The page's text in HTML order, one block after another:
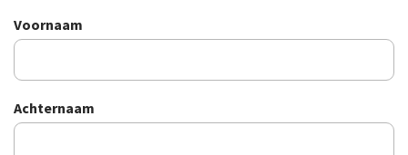
Voornaam
Achternaam